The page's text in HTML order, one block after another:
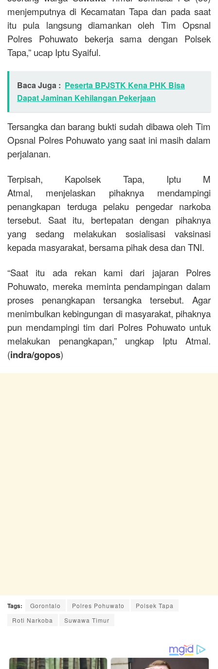
menjemputnya di Kecamatan Tapa dan pada saat
itu pula langsung diamankan oleh Tim Opsnal
Polres Pohuwato bekerja sama dengan Polsek
Tapa,” ucap Iptu Syaiful.
Baca Juga : Peserta BPJSTK Kena PHK Bisa
Dapat Jaminan Kehilangan Pekerjaan
Tersangka dan barang bukti sudah dibawa oleh Tim
Opsnal Polres Pohuwato yang saat ini masih dalam
perjalanan.
Terpisah, Kapolsek Tapa, Iptu M
Atmal, menjelaskan pihaknya mendampingi
penangkapan terduga pelaku pengedar narkoba
tersebut. Saat itu, bertepatan dengan pihaknya
yang sedang melakukan sosialisasi vaksinasi
kepada masyarakat, bersama pihak desa dan TNI.
“Saat itu ada rekan kami dari jajaran Polres
Pohuwato, mereka meminta pendampingan dalam
proses penangkapan tersangka tersebut. Agar
menimbulkan kebingungan di masyarakat, pihaknya
pun mendampingi tim dari Polres Pohuwato untuk
melakukan penangkapan,” ungkap Iptu Atmal.
(indra/gopos)
Tags: Gorontalo Polres Pohuwato
Polsek Tapa
Roti Narkoba
Suwawa Timur